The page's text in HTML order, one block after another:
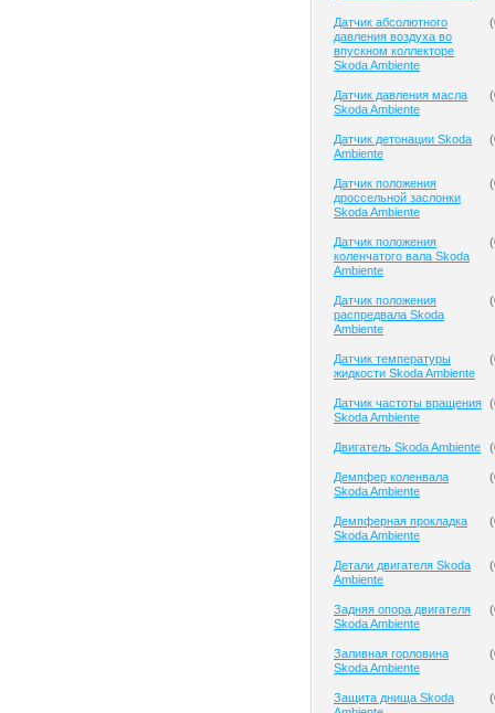
Датчик абсолютного
давления воздуха во
впускном коллекторе
Skoda Ambiente
(
Датчик давления масла
Skoda Ambiente
(
Датчик детонации Skoda
Ambiente
(
Датчик положения
дроссельной заслонки
Skoda Ambiente
(
Датчик положения
коленчатого вала Skoda
Ambiente
(
Датчик положения
распредвала Skoda
Ambiente
(
Датчик температуры
жидкости Skoda Ambiente
(
Датчик частоты вращения
Skoda Ambiente
(
Двигатель Skoda Ambiente (
Демпфер коленвала
Skoda Ambiente
(
Демпферная прокладка
Skoda Ambiente
(
Детали двигателя Skoda
Ambiente
(
Задняя опора двигателя
Skoda Ambiente
(
Заливная горловина
Skoda Ambiente
(
Защита днища Skoda
(